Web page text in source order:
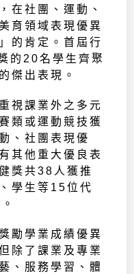
在社團、運動、
育領域表現優異
的肯定。首屆行
的20名學生齊聚
傑出表現。
視課業外之多元
類或運動競技獲
、社團表現優
其他重大優良表
獎共38人獲推
學生等15位代
勵學業成績優異
除了課業及專業
、服務學習、體